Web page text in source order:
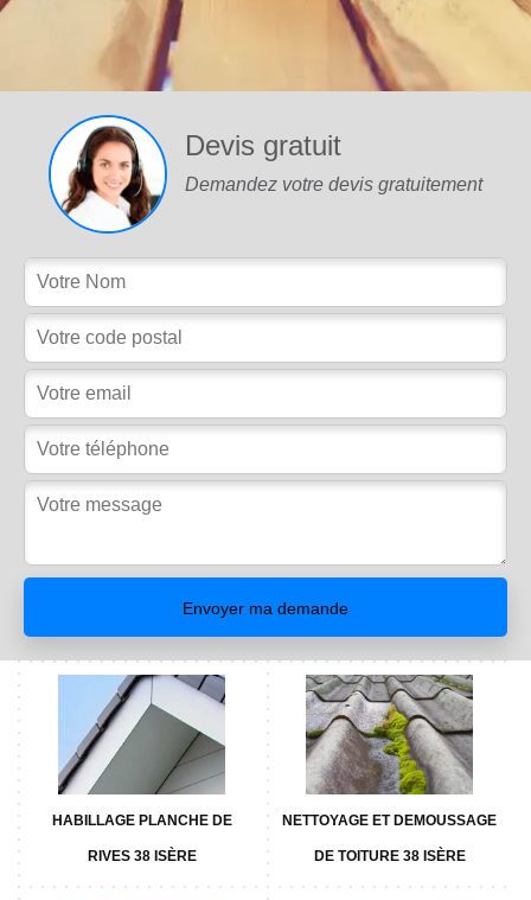
Devis gratuit
Demandez votre devis gratuitement
HABILLAGE PLANCHE DE
RIVES 38 ISÈRE
NETTOYAGE ET DEMOUSSAGE
DE TOITURE 38 ISÈRE